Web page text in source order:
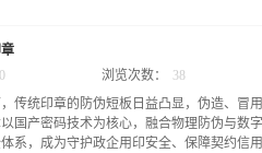
晕染的情况，遇水也能保持印迹清晰，不
渗透不够均匀，偶尔会出现边缘发虚、墨
解前准备：做好防护，避免印油污染拆解
衣物、桌面，同时保护印章内部结构不受
桌面上，避免印油直接接触桌面造成污染
的汗液、污渍接触印台，影响印油纯度；
印章不会倾倒，避免内部零件掉落丢失。
表面多余的印油排出，减少拆解时印油溢
传统印章的防伪短板日益凸显，伪造、冒
国产密码技术为核心，融合物理防伪与数
系，成为守护政企用印安全、保障契约信
浏览次数： 38